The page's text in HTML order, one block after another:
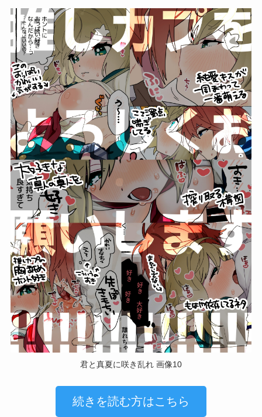
君と真夏に咲き乱れ 画像10
続きを読む方はこちら